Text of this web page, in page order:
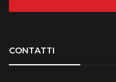
CONTATTI